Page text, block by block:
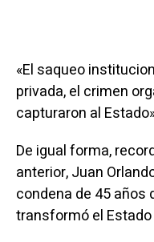
«El saqueo
privada, el crimen
capturaron al
De igual forma,
anterior, Juan
condena de 45 años
transformó el